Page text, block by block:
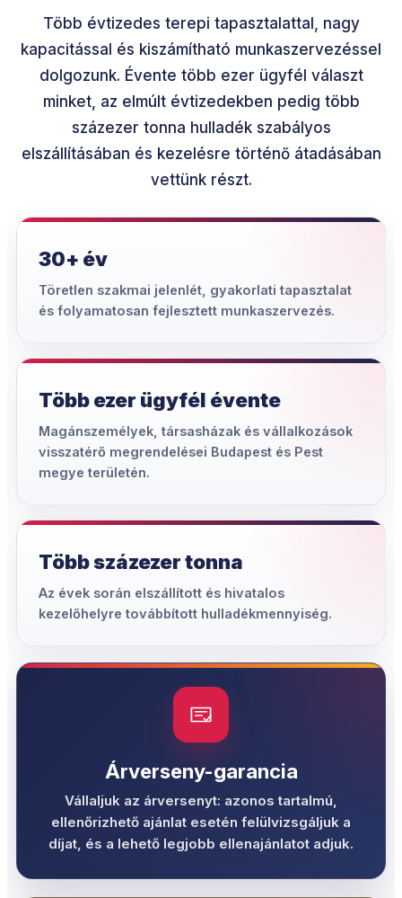
Több évtizedes terepi tapasztalattal, nagy
kapacitással és kiszámítható munkaszervezéssel
dolgozunk. Évente több ezer ügyfél választ
minket, az elmúlt évtizedekben pedig több
százezer tonna hulladék szabályos
elszállításában és kezelésre történő átadásában
vettünk részt.
30+ év
Töretlen szakmai jelenlét, gyakorlati tapasztalat
és folyamatosan fejlesztett munkaszervezés.
Több ezer ügyfél évente
Magánszemélyek, társasházak és vállalkozások
visszatérő megrendelései Budapest és Pest
megye területén.
Több százezer tonna
Az évek során elszállított és hivatalos
kezelőhelyre továbbított hulladékmennyiség.
Árverseny-garancia
Vállaljuk az árversenyt: azonos tartalmú,
ellenőrizhető ajánlat esetén felülvizsgáljuk a
díjat, és a lehető legjobb ellenajánlatot adjuk.